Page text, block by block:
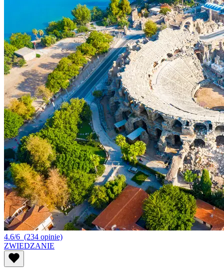
4.6/6 (234 opinie)
ZWIEDZANIE